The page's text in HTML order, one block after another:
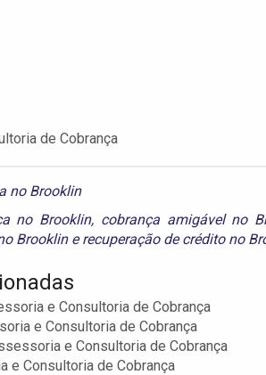
de Cobrança
no Brooklin
no Brooklin, cobrança amigável no
Brooklinerecuperação de crédito no
e Consultoria de Cobrança
e Consultoria de Cobrança
e Consultoria de Cobrança
e Consultoria de Cobrança